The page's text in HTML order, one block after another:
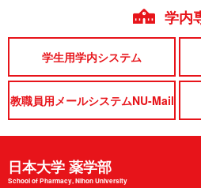
学内
学生用学内システム
教職員用メールシステムNU-Mail
日本大学 薬学部
School of Pharmacy, Nihon University